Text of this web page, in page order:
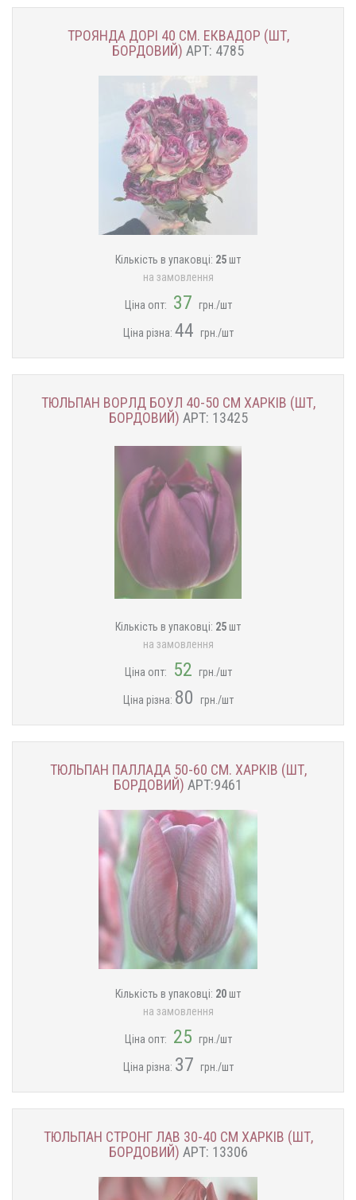
ТРОЯНДА ДОРІ 40 СМ. ЕКВАДОР (ШТ,
БОРДОВИЙ) АРТ: 4785
Кількість в упаковці: 25 шт
на замовлення
Ціна опт: 37 грн./шт
Ціна різна: 44 грн./шт
ТЮЛЬПАН ВОРЛД БОУЛ 40-50 СМ ХАРКІВ (ШТ,
БОРДОВИЙ) АРТ: 13425
Кількість в упаковці: 25 шт
на замовлення
Ціна опт: 52 грн./шт
Ціна різна: 80 грн./шт
ТЮЛЬПАН ПАЛЛАДА 50-60 СМ. ХАРКІВ (ШТ,
БОРДОВИЙ) АРТ:9461
Кількість в упаковці: 20 шт
на замовлення
Ціна опт: 25 грн./шт
Ціна різна: 37 грн./шт
ТЮЛЬПАН СТРОНГ ЛАВ 30-40 СМ ХАРКІВ (ШТ,
БОРДОВИЙ) АРТ: 13306